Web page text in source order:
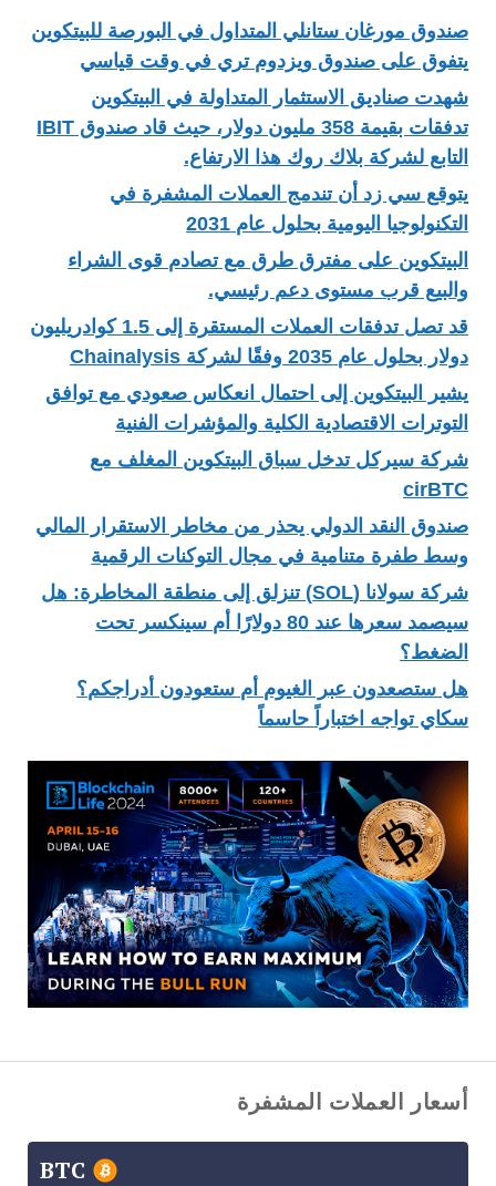
صندوق مورغان ستانلي المتداول في البورصة للبيتكوين
يتفوق على صندوق ويزدوم تري في وقت قياسي
شهدت صناديق الاستثمار المتداولة في البيتكوين
تدفقات بقيمة 358 مليون دولار، حيث قاد صندوق IBIT
التابع لشركة بلاك روك هذا الارتفاع.
يتوقع سي زد أن تندمج العملات المشفرة في
التكنولوجيا اليومية بحلول عام 2031
البيتكوين على مفترق طرق مع تصادم قوى الشراء
والبيع قرب مستوى دعم رئيسي.
قد تصل تدفقات العملات المستقرة إلى 1.5 كوادريليون
دولار بحلول عام 2035 وفقًا لشركة Chainalysis
يشير البيتكوين إلى احتمال انعكاس صعودي مع توافق
التوترات الاقتصادية الكلية والمؤشرات الفنية
شركة سيركل تدخل سباق البيتكوين المغلف مع
cirBTC
صندوق النقد الدولي يحذر من مخاطر الاستقرار المالي
وسط طفرة متنامية في مجال التوكنات الرقمية
شركة سولانا (SOL) تنزلق إلى منطقة المخاطرة: هل
سيصمد سعرها عند 80 دولارًا أم سينكسر تحت
الضغط؟
هل ستصعدون عبر الغيوم أم ستعودون أدراجكم؟
سكاي تواجه اختباراً حاسماً
أسعار العملات المشفرة